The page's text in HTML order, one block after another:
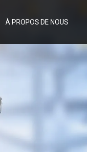
À PROPOS DE NOUS